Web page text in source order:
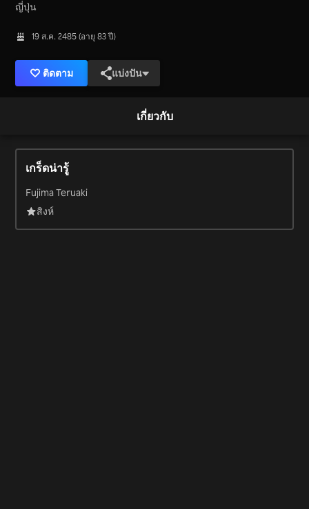
ญี่ปุ่น
19 ส.ค. 2485 (อายุ 83 ปี)
ติดตาม แบ่งปัน
เกี่ยวกับ
เกร็ดน่ารู้
Fujima Teruaki
สิงห์